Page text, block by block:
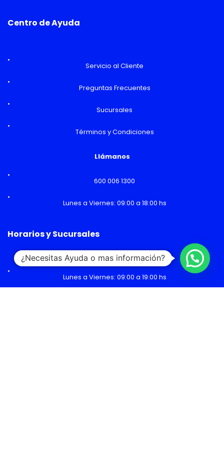
Centro de Ayuda
Servicio al Cliente
Preguntas Frecuentes
Sucursales
Términos y Condiciones
Llámanos
600 006 1300
Lunes a Viernes: 09:00 a 18:00 hs
Horarios y Sucursales
Ventas
Lunes a Viernes: 09:00 a 19:00 hs
¿Necesitas Ayuda o mas información?